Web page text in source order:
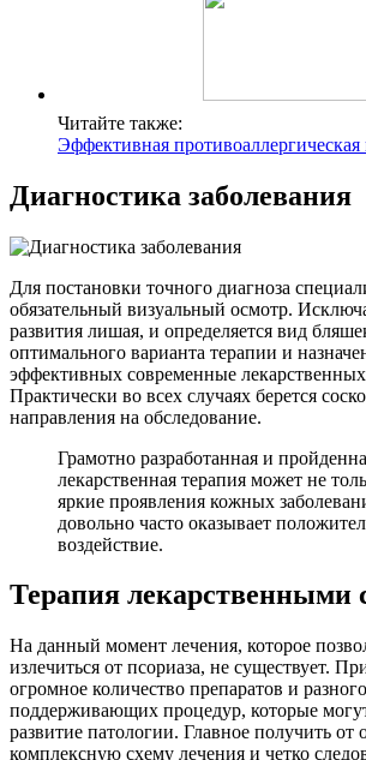
Читайте также:
Эффективная противоаллергическая
Диагностика заболевания
Для постановки точного диагноза
обязательный визуальный осмотр.
развития лишая, и определяется вид
оптимального варианта терапии и
эффективных современные
Практически во всех случаях берется
направления на обследование.
Грамотно разработанная и
лекарственная терапия может не
яркие проявления кожных
довольно часто оказывает
воздействие.
Терапия лекарственными
На данный момент лечения, которое
излечиться от псориаза, не существует.
огромное количество препаратов и
поддерживающих процедур, которые
развитие патологии. Главное получить от
комплексную схему лечения и четко